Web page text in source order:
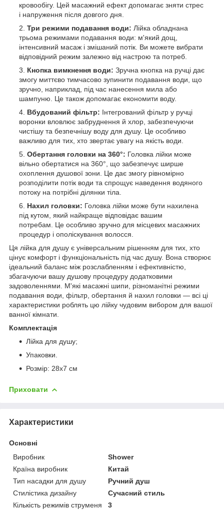
кровообігу. Цей масажний ефект допомагає зняти стрес
і напруження після довгого дня.
Три режими подавання води: Лійка обладнана
трьома режимами подавання води: м'який дощ,
інтенсивний масаж і змішаний потік. Ви можете вибрати
відповідний режим залежно від настрою та потреб.
Кнопка вимкнення води: Зручна кнопка на ручці дає
змогу миттєво тимчасово зупинити подавання води, що
зручно, наприклад, під час нанесення мила або
шампуню. Це також допомагає економити воду.
Вбудований фільтр: Інтегрований фільтр у ручці
воронки вловлює забруднення й хлор, забезпечуючи
чистішу та безпечнішу воду для душу. Це особливо
важливо для тих, хто звертає увагу на якість води.
Обертання головки на 360°: Головка лійки може
вільно обертатися на 360°, що забезпечує ширше
охоплення душової зони. Це дає змогу рівномірно
розподілити потік води та спрощує наведення водяного
потоку на потрібні ділянки тіла.
Нахил головки: Головка лійки може бути нахилена
під кутом, який найкраще відповідає вашим
потребам. Це особливо зручно для місцевих масажних
процедур і ополіскування волосся.
Ця лійка для душу є універсальним рішенням для тих, хто
цінує комфорт і функціональність під час душу. Вона створює
ідеальний баланс між розслабленням і ефективністю,
збагачуючи вашу душову процедуру додатковими
задоволеннями. М'які масажні шипи, різноманітні режими
подавання води, фільтр, обертання й нахил головки — всі ці
характеристики роблять цю лійку чудовим вибором для вашої
ванної кімнати.
Комплектація
Лійка для душу;
Упаковки.
Розмір: 28х7 см
Приховати
Характеристики
Основні
Виробник
Shower
Країна виробник
Китай
Тип насадки для душу
Ручний душ
Стилістика дизайну
Сучасний стиль
Кількість режимів струменя
3